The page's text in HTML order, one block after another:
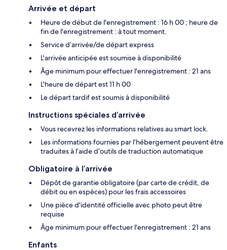
Arrivée et départ
Heure de début de l'enregistrement : 16 h 00 ; heure de
fin de l'enregistrement : à tout moment.
Service d’arrivée/de départ express
L'arrivée anticipée est soumise à disponibilité
Âge minimum pour effectuer l'enregistrement : 21 ans
L'heure de départ est 11 h 00
Le départ tardif est soumis à disponibilité
Instructions spéciales d’arrivée
Vous recevrez les informations relatives au smart lock.
Les informations fournies par l’hébergement peuvent être
traduites à l’aide d’outils de traduction automatique
Obligatoire à l’arrivée
Dépôt de garantie obligatoire (par carte de crédit, de
débit ou en espèces) pour les frais accessoires
Une pièce d'identité officielle avec photo peut être
requise
Âge minimum pour effectuer l'enregistrement : 21 ans
Enfants